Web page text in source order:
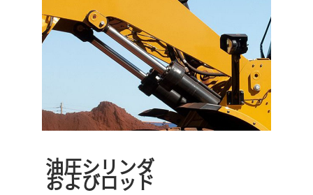
油圧シリンダ
およびロッド